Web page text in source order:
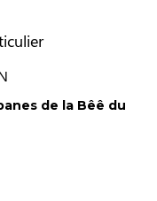
de la Bêê du